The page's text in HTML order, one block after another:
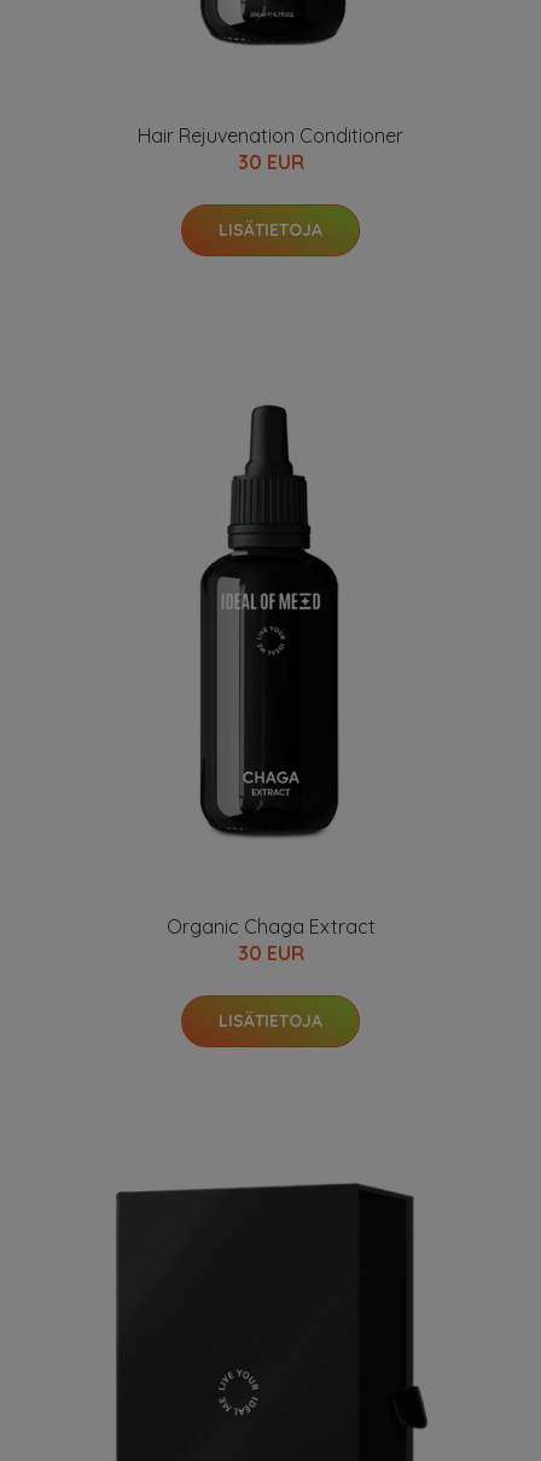
Hair Rejuvenation Conditioner
30 EUR
LISÄTIETOJA
Organic Chaga Extract
30 EUR
LISÄTIETOJA